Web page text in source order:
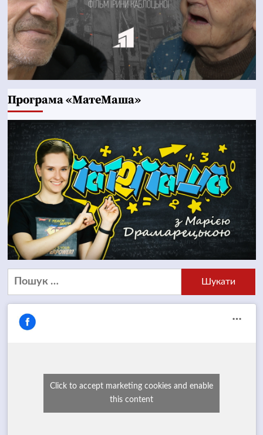
Програма «МатеМаша»
Пошук:
Click to accept marketing cookies and enable
this content